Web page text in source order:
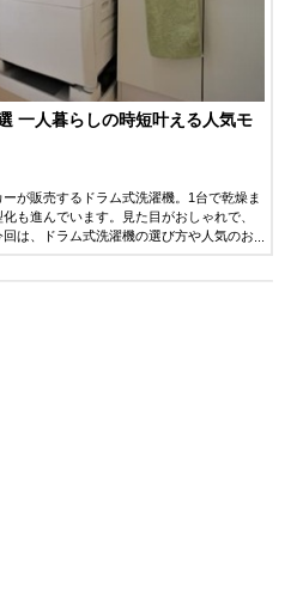
一人暮らしの時短叶える人気モ
が販売するドラム式洗濯機。1台で乾燥ま
も進んでいます。見た目がおしゃれで、
は、ドラム式洗濯機の選び方や人気のお